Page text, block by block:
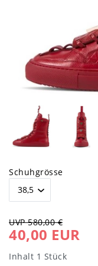
Schuhgrösse
UVP 580,00 €
40,00 EUR
Inhalt 1 Stück